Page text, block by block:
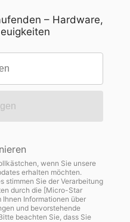
– Hardware,
wenn Sie unsere
erhalten möchten.
stimmen Sie der Verarbeitung
durch die [Micro-Star
Ihnen Informationen über
und bevorstehende
beachten Sie, dass Sie